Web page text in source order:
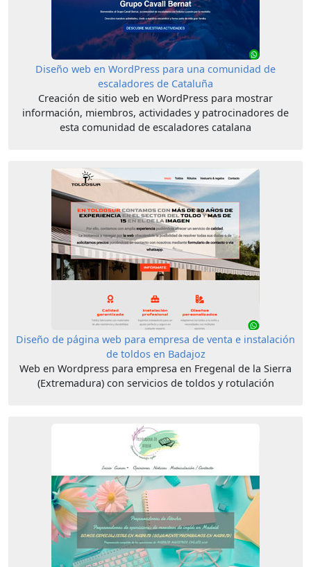
Diseño web en WordPress para una comunidad de
escaladores de Cataluña
Creación de sitio web en WordPress para mostrar
información, miembros, actividades y patrocinadores de
esta comunidad de escaladores catalana
Diseño de página web para empresa de venta e instalación
de toldos en Badajoz
Web en Wordpress para empresa en Fregenal de la Sierra
(Extremadura) con servicios de toldos y rotulación